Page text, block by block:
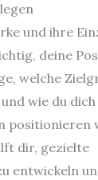
und ihre
deine
welche
wie du
positionieren
dir, gezielte
entwickeln